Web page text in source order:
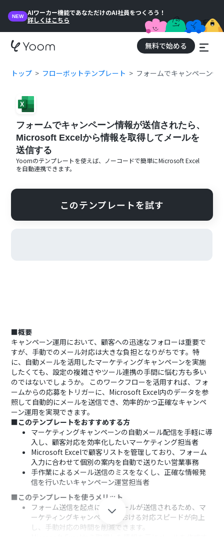
NEW
AIワーカー機能であなただけのAI社員をつくろう！
詳しくはこちら
無料で始める
トップ フローボットテンプレート フォームでキャンペーン
フォームでキャンペーン情報が送信されたら、
Microsoft Excelから情報を取得してメールを
送信する
Yoomのテンプレートを使えば、ノーコードで簡単にMicrosoft Excel
を自動連携できます。
このテンプレートを試す
■概要
キャンペーン運用において、顧客への迅速なフォローは重要で
すが、手動でのメール対応は大きな負担となりがちです。特
に、自動メールを活用したマーケティングキャンペーンを実施
したくても、設定の複雑さやツール連携の手間に悩む方も多い
のではないでしょうか。 このワークフローを活用すれば、フォ
ームからの応募をトリガーに、Microsoft Excel内のデータを参
照して自動的にメールを送信でき、効率的かつ正確なキャンペ
ーン運用を実現できます。
■このテンプレートをおすすめする方
マーケティングキャンペーンの自動メール配信を手軽に導
入し、顧客対応を効率化したいマーケティング担当者
Microsoft Excelで顧客リストを管理しており、フォーム
入力に合わせて個別の案内を自動で送りたい営業事務
手作業によるメール送信のミスをなくし、正確な情報発
信を行いたいキャンペーン運営担当者
■このテンプレートを使うメリット
フォーム送信を起点に自動メールが送信されるため、マ
ーケティングキャンペーンにおける対応スピードが向上
し、手動対応の時間を削減できます。